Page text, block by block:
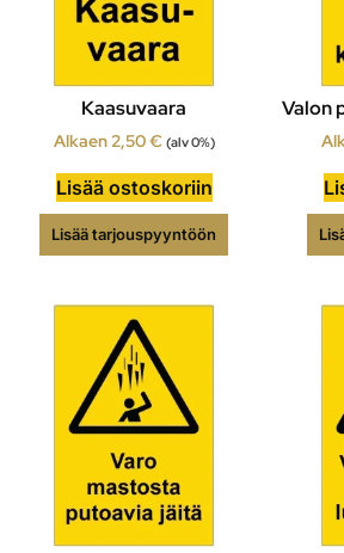
Kaasuvaara
Alkaen2,50€ (alv 0%)
Lisää ostoskoriin
Lisää tarjouspyyntöön
Valon